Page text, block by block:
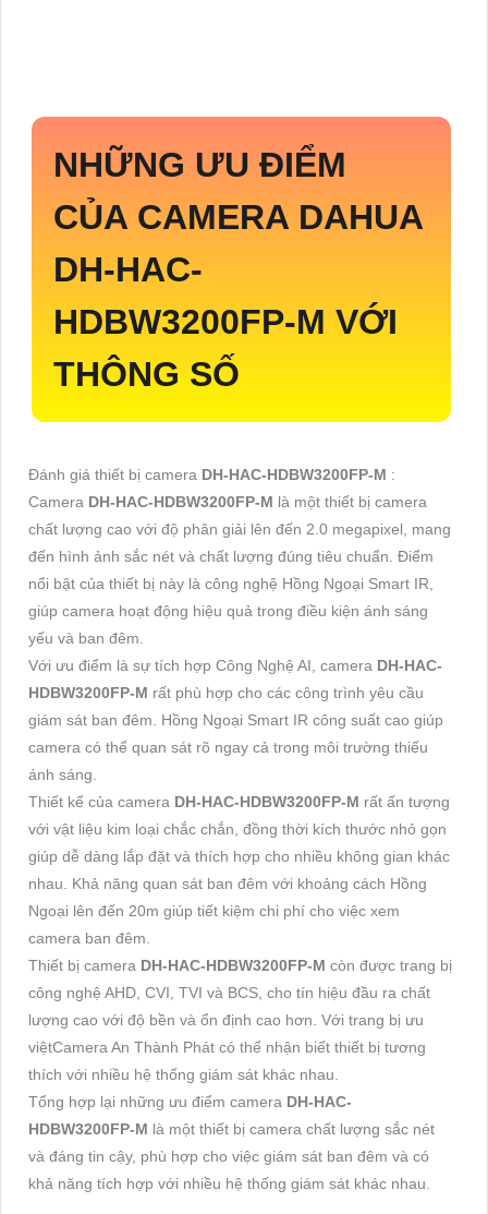
NHỮNG ƯU ĐIỂM
CỦA CAMERA DAHUA
DH-HAC-
HDBW3200FP-M VỚI
THÔNG SỐ
Đánh giá thiết bị camera DH-HAC-HDBW3200FP-M :
Camera DH-HAC-HDBW3200FP-M là một thiết bị camera
chất lượng cao với độ phân giải lên đến 2.0 megapixel, mang
đến hình ảnh sắc nét và chất lượng đúng tiêu chuẩn. Điểm
nổi bật của thiết bị này là công nghệ Hồng Ngoại Smart IR,
giúp camera hoạt động hiệu quả trong điều kiện ánh sáng
yếu và ban đêm.
Với ưu điểm là sự tích hợp Công Nghệ AI, camera DH-HAC-
HDBW3200FP-M rất phù hợp cho các công trình yêu cầu
giám sát ban đêm. Hồng Ngoại Smart IR công suất cao giúp
camera có thể quan sát rõ ngay cả trong môi trường thiếu
ánh sáng.
Thiết kế của camera DH-HAC-HDBW3200FP-M rất ấn tượng
với vật liệu kim loại chắc chắn, đồng thời kích thước nhỏ gọn
giúp dễ dàng lắp đặt và thích hợp cho nhiều không gian khác
nhau. Khả năng quan sát ban đêm với khoảng cách Hồng
Ngoại lên đến 20m giúp tiết kiệm chi phí cho việc xem
camera ban đêm.
Thiết bị camera DH-HAC-HDBW3200FP-M còn được trang bị
công nghệ AHD, CVI, TVI và BCS, cho tín hiệu đầu ra chất
lượng cao với độ bền và ổn định cao hơn. Với trang bị ưu
việtCamera An Thành Phát có thể nhận biết thiết bị tương
thích với nhiều hệ thống giám sát khác nhau.
Tổng hợp lại những ưu điểm camera DH-HAC-
HDBW3200FP-M là một thiết bị camera chất lượng sắc nét
và đáng tin cậy, phù hợp cho việc giám sát ban đêm và có
khả năng tích hợp với nhiều hệ thống giám sát khác nhau.